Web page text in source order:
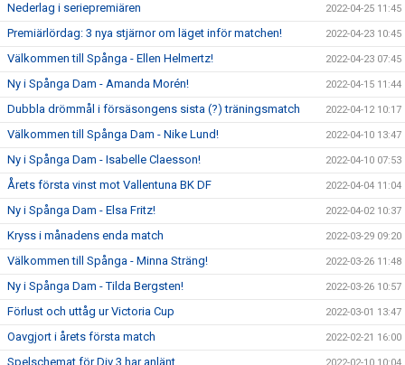
Nederlag i seriepremiären 2022-04-25 11:45
Premiärlördag: 3 nya stjärnor om läget inför matchen! 2022-04-23 10:45
Välkommen till Spånga - Ellen Helmertz! 2022-04-23 07:45
Ny i Spånga Dam - Amanda Morén! 2022-04-15 11:44
Dubbla drömmål i försäsongens sista (?) träningsmatch 2022-04-12 10:17
Välkommen till Spånga Dam - Nike Lund! 2022-04-10 13:47
Ny i Spånga Dam - Isabelle Claesson! 2022-04-10 07:53
Årets första vinst mot Vallentuna BK DF 2022-04-04 11:04
Ny i Spånga Dam - Elsa Fritz! 2022-04-02 10:37
Kryss i månadens enda match 2022-03-29 09:20
Välkommen till Spånga - Minna Sträng! 2022-03-26 11:48
Ny i Spånga Dam - Tilda Bergsten! 2022-03-26 10:57
Förlust och uttåg ur Victoria Cup 2022-03-01 13:47
Oavgjort i årets första match 2022-02-21 16:00
Spelschemat för Div 3 har anlänt